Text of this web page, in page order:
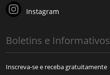
Instagram
Boletins e Informativos
Inscreva-se e receba gratuitamente